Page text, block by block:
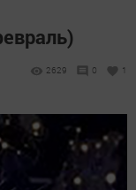
2629 0 1